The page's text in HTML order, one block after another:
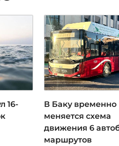
16-
В Баку временно
меняется схема
движения 6
маршрутов